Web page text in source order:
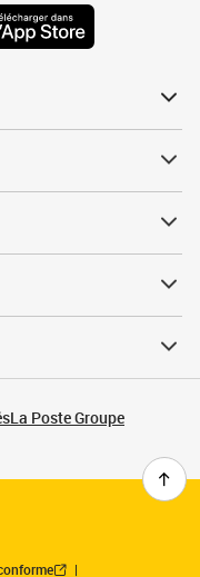
La Poste Groupe